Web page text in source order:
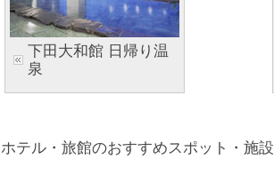
下田大和館 日帰り温
泉
ホテル・旅館のおすすめスポット・施設